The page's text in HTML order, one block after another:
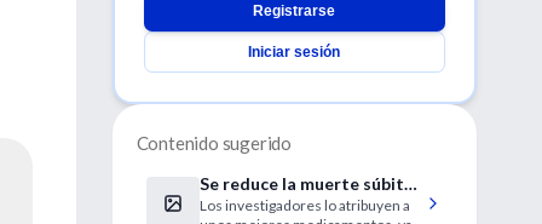
Registrarse
Iniciar sesión
Contenido sugerido
Se reduce la muerte súbita
en insuficiencia cardíaca
Los investigadores lo atribuyen a